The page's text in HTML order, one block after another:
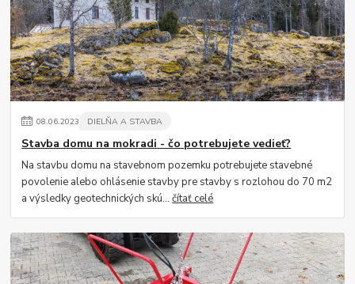
08.06.2023 DIELŇA A STAVBA
Stavba domu na mokradi - čo potrebujete vedieť?
Na stavbu domu na stavebnom pozemku potrebujete stavebné
povolenie alebo ohlásenie stavby pre stavby s rozlohou do 70 m2
a výsledky geotechnických skú...čítať celé